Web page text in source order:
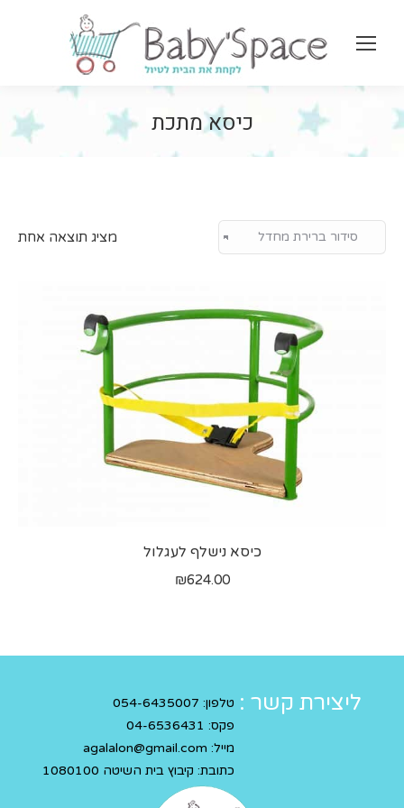
כיסא מתכת
מציג תוצאה אחת
כיסא נישלף לעגלול
₪624.00
ליצירת קשר : טלפון: 054-6435007
פקס: 04-6536431
מייל: agalalon@gmail.com
כתובת: קיבוץ בית השיטה 1080100